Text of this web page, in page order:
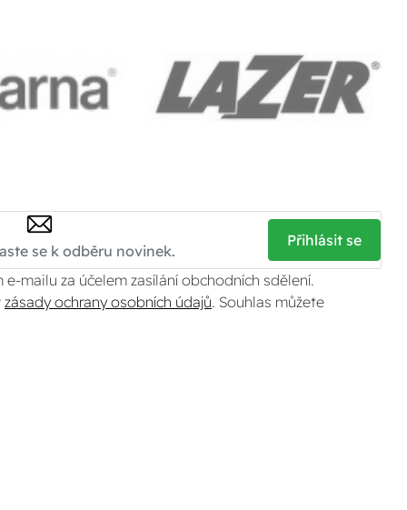
Přihlásit se
e-mailu za účelem zasílání obchodních sdělení.
zásady ochrany osobních údajů. Souhlas můžete